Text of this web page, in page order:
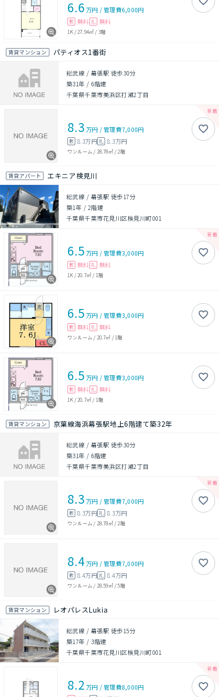
6.6 万円 /管理費6,000円
敷 無料 礼 無料
1K /27.94㎡ / 3階
賃貸マンション パティオス1番街
総武線 / 幕張駅 徒歩30分
築31年 / 6階建
千葉県千葉市美浜区打瀬2丁目
8.3 万円 /管理費7,000円
敷 8.3万円礼 8.3万円
ワンルーム / 28.78㎡/ 2階
賃貸アパート エキニア検見川
総武線 / 幕張駅 徒歩17分
築1年 / 2階建
千葉県千葉市花見川区検見川町001
6.5 万円 /管理費3,000円
敷 無料 礼 無料
1K / 20.7㎡ / 1階
6.5 万円 /管理費3,000円
敷 無料 礼 無料
ワンルーム / 20.7㎡ / 1階
6.5 万円 /管理費3,000円
敷 無料 礼 無料
1K / 20.7㎡ / 1階
賃貸マンション 京葉線海浜幕張駅地上6階建て築32年
総武線 / 幕張駅 徒歩30分
築31年 / 6階建
千葉県千葉市美浜区打瀬2丁目
8.3 万円 /管理費7,000円
敷 8.3万円礼 8.3万円
ワンルーム / 28.78㎡/ 2階
8.4万円 /管理費7,000円
敷 8.4万円礼 8.4万円
ワンルーム / 28.59㎡/5階
賃貸マンション レオパレスLukia
総武線 / 幕張駅 徒歩15分
築17年 / 3階建
千葉県千葉市花見川区検見川町001
8.2 万円 /管理費8,000円